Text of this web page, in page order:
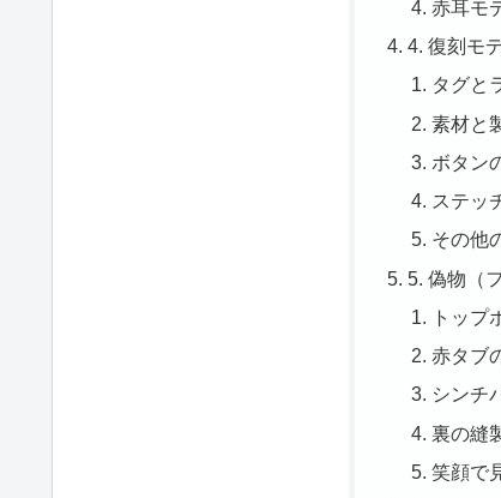
赤耳モ
4. 復刻モ
タグと
素材と
ボタン
ステッ
その他
5. 偽物（
トップ
赤タブ
シンチ
裏の縫
笑顔で